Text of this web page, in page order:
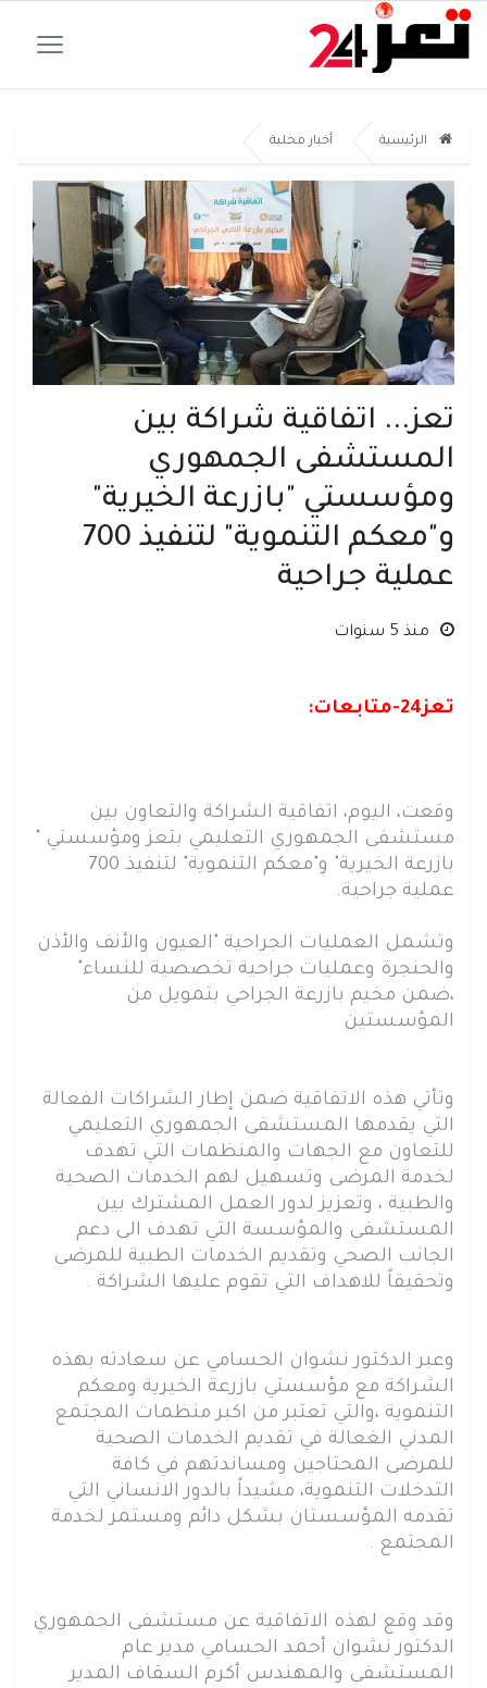
الرئيسية أخبار محلية
تعز... اتفاقية شراكة بين
المستشفى الجمهوري
ومؤسستي "بازرعة الخيرية"
و"معكم التنموية" لتنفيذ 700
عملية جراحية
منذ 5 سنوات
تعز24-متابعات:
وقعت، اليوم، اتفاقية الشراكة والتعاون بين
مستشفى الجمهوري التعليمي بتعز ومؤسستي "
بازرعة الخيرية" و"معكم التنموية" لتنفيذ 700
عملية جراحية.
وتشمل العمليات الجراحية "العيون والأنف والأذن
والحنجرة وعمليات جراحية تخصصية للنساء"
،ضمن مخيم بازرعة الجراحي بتمويل من
المؤسستين
وتأتي هذه الاتفاقية ضمن إطار الشراكات الفعالة
التي يقدمها المستشفى الجمهوري التعليمي
للتعاون مع الجهات والمنظمات التي تهدف
لخدمة المرضى وتسهيل لهم الخدمات الصحية
والطبية ، وتعزيز لدور العمل المشترك بين
المستشفى والمؤسسة التي تهدف الى دعم
الجانب الصحي وتقديم الخدمات الطبية للمرضى
وتحقيقاً للاهداف التي تقوم عليها الشراكة .
وعبر الدكتور نشوان الحسامي عن سعادته بهذه
الشراكة مع مؤسستي بازرعة الخيرية ومعكم
التنموية ،والتي تعتبر من اكبر منظمات المجتمع
المدني الغعالة في تقديم الخدمات الصحية
للمرضى المحتاجين ومساندتهم في كافة
التدخلات التنموية، مشيداً بالدور الانساني التي
تقدمه المؤسستان بشكل دائم ومستمر لخدمة
المجتمع .
وقد وقع لهذه الاتفاقية عن مستشفى الجمهوري
الدكتور نشوان أحمد الحسامي مدير عام
المستشفى والمهندس أكرم السقاف المدير